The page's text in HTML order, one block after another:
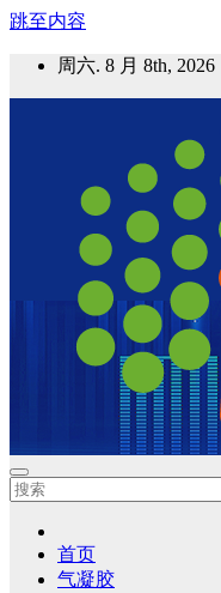
跳至内容
周六. 8 月 8th, 2026
艾邦气凝胶论坛
气凝胶材料及应用，产
首页
气凝胶